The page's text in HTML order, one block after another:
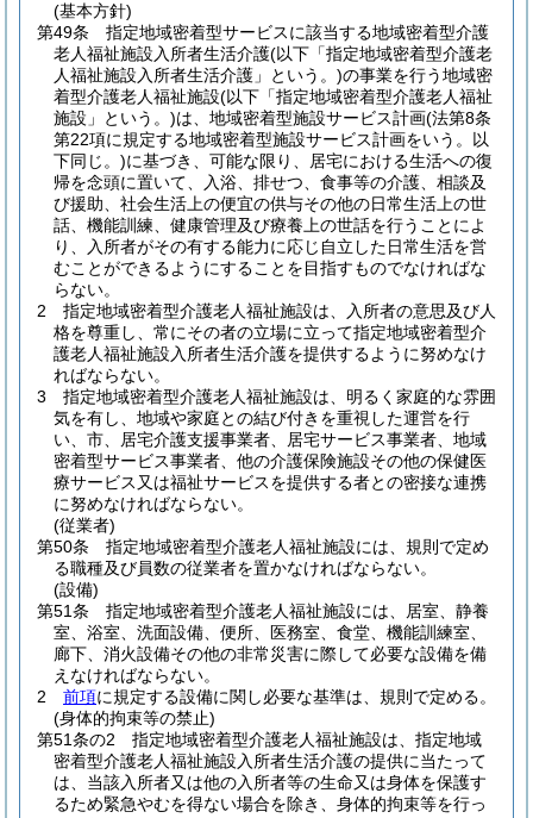
(基本方針)
第49条
指定地域密着型サービスに該当する地域密着型介護
老人福祉施設入所者生活介護(以下「指定地域密着型介護老
人福祉施設入所者生活介護」という。)の事業を行う地域密
着型介護老人福祉施設(以下「指定地域密着型介護老人福祉
施設」という。)は、地域密着型施設サービス計画(法第8条
第22項に規定する地域密着型施設サービス計画をいう。以
下同じ。)に基づき、可能な限り、居宅における生活への復
帰を念頭に置いて、入浴、排せつ、食事等の介護、相談及
び援助、社会生活上の便宜の供与その他の日常生活上の世
話、機能訓練、健康管理及び療養上の世話を行うことによ
り、入所者がその有する能力に応じ自立した日常生活を営
むことができるようにすることを目指すものでなければな
らない。
2
指定地域密着型介護老人福祉施設は、入所者の意思及び人
格を尊重し、常にその者の立場に立って指定地域密着型介
護老人福祉施設入所者生活介護を提供するように努めなけ
ればならない。
3
指定地域密着型介護老人福祉施設は、明るく家庭的な雰囲
気を有し、地域や家庭との結び付きを重視した運営を行
い、市、居宅介護支援事業者、居宅サービス事業者、地域
密着型サービス事業者、他の介護保険施設その他の保健医
療サービス又は福祉サービスを提供する者との密接な連携
に努めなければならない。
(従業者)
第50条
指定地域密着型介護老人福祉施設には、規則で定め
る職種及び員数の従業者を置かなければならない。
(設備)
第51条
指定地域密着型介護老人福祉施設には、居室、静養
室、浴室、洗面設備、便所、医務室、食堂、機能訓練室、
廊下、消火設備その他の非常災害に際して必要な設備を備
えなければならない。
2
前項に規定する設備に関し必要な基準は、規則で定める。
(身体的拘束等の禁止)
第51条の2
指定地域密着型介護老人福祉施設は、指定地域
密着型介護老人福祉施設入所者生活介護の提供に当たって
は、当該入所者又は他の入所者等の生命又は身体を保護す
るため緊急やむを得ない場合を除き、身体的拘束等を行っ